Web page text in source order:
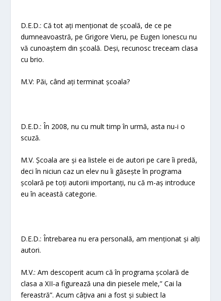
D.E.D.: Că tot ați menționat de școală, de ce pe
dumneavoastră, pe Grigore Vieru, pe Eugen Ionescu nu
vă cunoaștem din școală. Deși, recunosc treceam clasa
cu brio.
M.V: Păi, când ați terminat școala?
D.E.D.: În 2008, nu cu mult timp în urmă, asta nu-i o
scuză.
M.V. Școala are și ea listele ei de autori pe care îi predă,
deci în niciun caz un elev nu îi găsește în programa
școlară pe toți autorii importanți, nu că m-aș introduce
eu în această categorie.
D.E.D.: Întrebarea nu era personală, am menționat și alți
autori.
M.V.: Am descoperit acum că în programa școlară de
clasa a XII-a figurează una din piesele mele,” Cai la
fereastră”. Acum câțiva ani a fost și subiect la